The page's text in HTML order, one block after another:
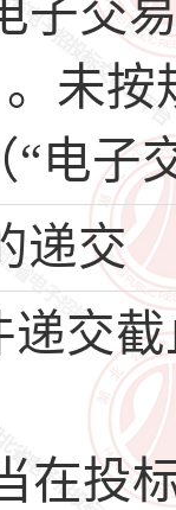
子交
未按
“电子
递交
交
在投